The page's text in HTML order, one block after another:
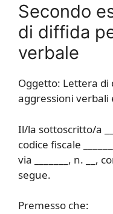
Secondo
di diffida
verbale
Oggetto: Lettera di
aggressioni
Il/la sottoscritto/a
codice fiscale
via _______, n. __,
segue.
Premesso che: